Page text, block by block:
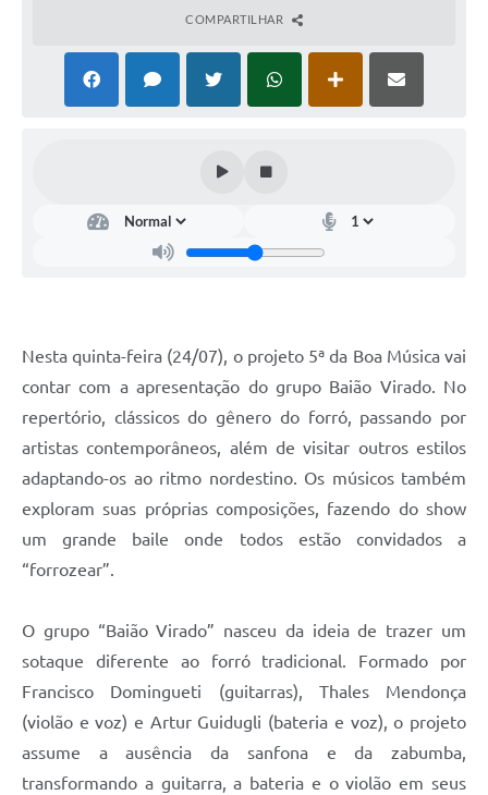
COMPARTILHAR
Nesta quinta-feira (24/07), o projeto 5ª da Boa Música vai
contar com a apresentação do grupo Baião Virado. No
repertório, clássicos do gênero do forró, passando por
artistas contemporâneos, além de visitar outros estilos
adaptando-os ao ritmo nordestino. Os músicos também
exploram suas próprias composições, fazendo do show
um grande baile onde todos estão convidados a
“forrozear”.
O grupo “Baião Virado” nasceu da ideia de trazer um
sotaque diferente ao forró tradicional. Formado por
Francisco Domingueti (guitarras), Thales Mendonça
(violão e voz) e Artur Guidugli (bateria e voz), o projeto
assume a ausência da sanfona e da zabumba,
transformando a guitarra, a bateria e o violão em seus